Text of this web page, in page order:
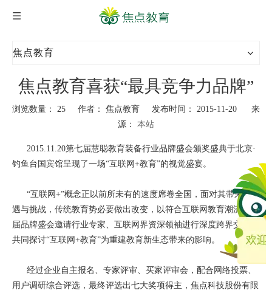
焦点教育
焦点教育喜获“最具竞争力品牌”
浏览数量： 25 作者： 焦点教育 发布时间： 2015-11-20 来
源： 本站
["wechat","weibo","qzone","douban","email"]
2015.11.20第七届慧聪教育装备行业品牌盛会颁奖盛典于北京·
钓鱼台国宾馆呈现了一场“互联网+教育”的视觉盛宴。
“互联网+”概念正以前所未有的速度席卷全国，面对其带来的机
遇与挑战，传统教育势必要做出改变，以符合互联网教育潮流。本
届品牌盛会邀请行业专家、互联网界资深领袖进行深度跨界交流，
共同探讨“互联网+教育”为重建教育新生态带来的影响。
经过企业自主报名、专家评审、买家评审会，配合网络投票、
用户调研综合评选，最终评选出七大奖项得主，焦点科技股份有限